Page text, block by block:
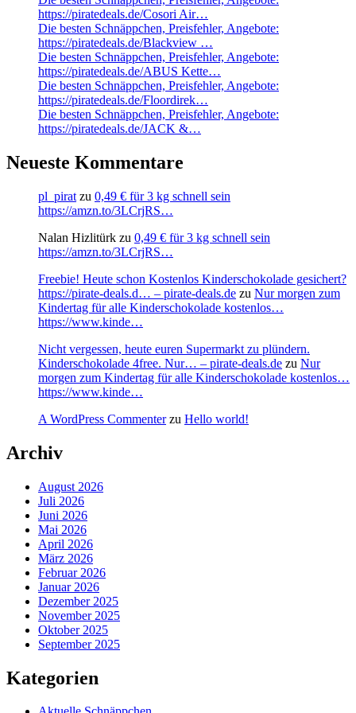
https://piratedeals.de/Cosori Air…
Die besten Schnäppchen, Preisfehler, Angebote:
https://piratedeals.de/Blackview …
Die besten Schnäppchen, Preisfehler, Angebote:
https://piratedeals.de/ABUS Kette…
Die besten Schnäppchen, Preisfehler, Angebote:
https://piratedeals.de/Floordirek…
Die besten Schnäppchen, Preisfehler, Angebote:
https://piratedeals.de/JACK &…
Neueste Kommentare
pl_pirat zu 0,49 € für 3 kg schnell sein
https://amzn.to/3LCrjRS…
Nalan Hizlitürk zu 0,49 € für 3 kg schnell sein
https://amzn.to/3LCrjRS…
Freebie! Heute schon Kostenlos Kinderschokolade gesichert?
https://pirate-deals.d… – pirate-deals.de zu Nur morgen zum
Kindertag für alle Kinderschokolade kostenlos…
https://www.kinde…
Nicht vergessen, heute euren Supermarkt zu plündern.
Kinderschokolade 4free. Nur… – pirate-deals.de zu Nur
morgen zum Kindertag für alle Kinderschokolade kostenlos…
https://www.kinde…
A WordPress Commenterzu Hello world!
Archiv
August 2026
Juli 2026
Juni 2026
Mai 2026
April 2026
März 2026
Februar 2026
Januar 2026
Dezember 2025
November 2025
Oktober 2025
September 2025
Kategorien